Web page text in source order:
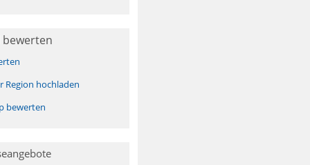
Region hochladen
bewerten